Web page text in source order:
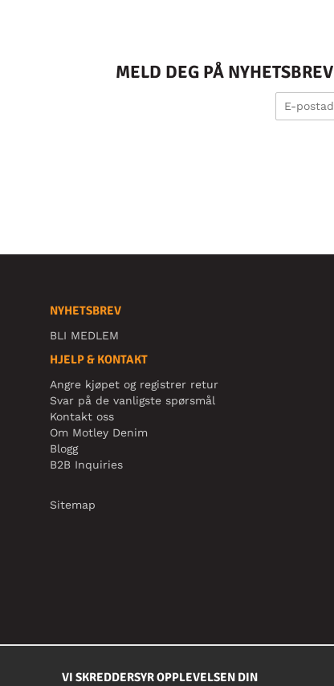
MELD DEG PÅ
NYHETSBREV
BLI MEDLEM
HJELP & KONTAKT
Angre kjøpet og registrer retur
Svar på de vanligste spørsmål
Kontakt oss
Om Motley Denim
Blogg
B2B Inquiries
Sitemap
VI SKREDDERSYR OPPLEVELSEN DIN